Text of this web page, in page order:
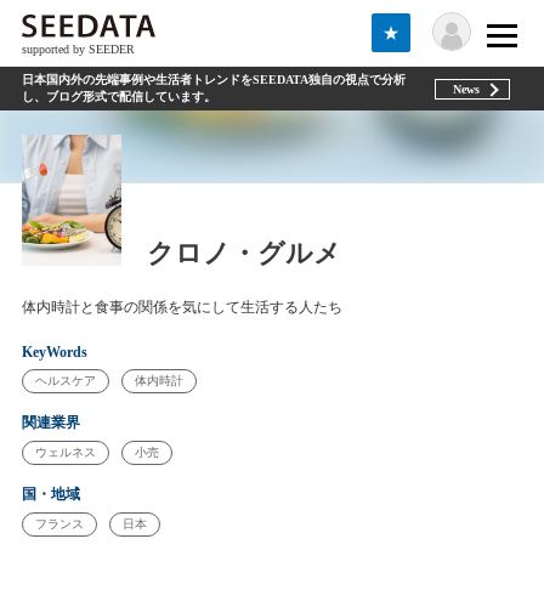
supported by SEEDER
★
日本国内外の先端事例や生活者トレンドをSEEDATA独自の視点で分析
し、ブログ形式で配信しています。
News
クロノ・グルメ
体内時計と食事の関係を気にして生活する人たち
KeyWords
ヘルスケア 体内時計
関連業界
ウェルネス 小売
国・地域
フランス 日本